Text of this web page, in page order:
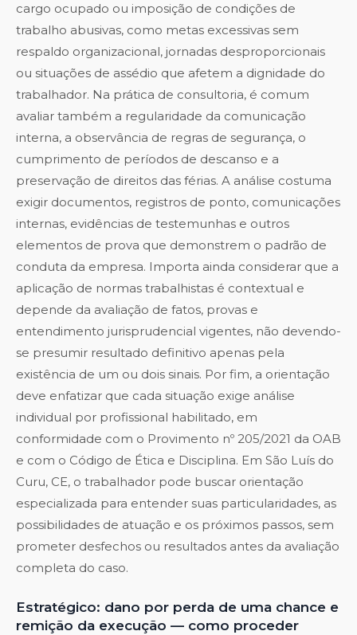
cargo ocupado ou imposição de condições de
trabalho abusivas, como metas excessivas sem
respaldo organizacional, jornadas desproporcionais
ou situações de assédio que afetem a dignidade do
trabalhador. Na prática de consultoria, é comum
avaliar também a regularidade da comunicação
interna, a observância de regras de segurança, o
cumprimento de períodos de descanso e a
preservação de direitos das férias. A análise costuma
exigir documentos, registros de ponto, comunicações
internas, evidências de testemunhas e outros
elementos de prova que demonstrem o padrão de
conduta da empresa. Importa ainda considerar que a
aplicação de normas trabalhistas é contextual e
depende da avaliação de fatos, provas e
entendimento jurisprudencial vigentes, não devendo-
se presumir resultado definitivo apenas pela
existência de um ou dois sinais. Por fim, a orientação
deve enfatizar que cada situação exige análise
individual por profissional habilitado, em
conformidade com o Provimento nº 205/2021 da OAB
e com o Código de Ética e Disciplina. Em São Luís do
Curu, CE, o trabalhador pode buscar orientação
especializada para entender suas particularidades, as
possibilidades de atuação e os próximos passos, sem
prometer desfechos ou resultados antes da avaliação
completa do caso.
Estratégico: dano por perda de uma chance e
remição da execução — como proceder